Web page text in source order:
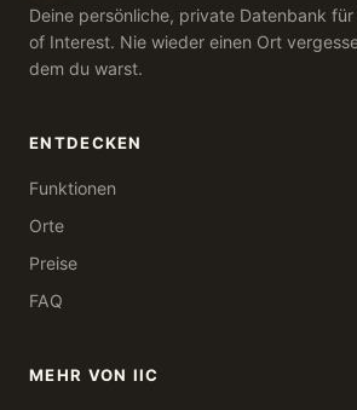
Deine persönliche, private Datenbank für
of Interest. Nie wieder einen Ort
dem du warst.
ENTDECKEN
Funktionen
Orte
Preise
FAQ
MEHR VON IIC